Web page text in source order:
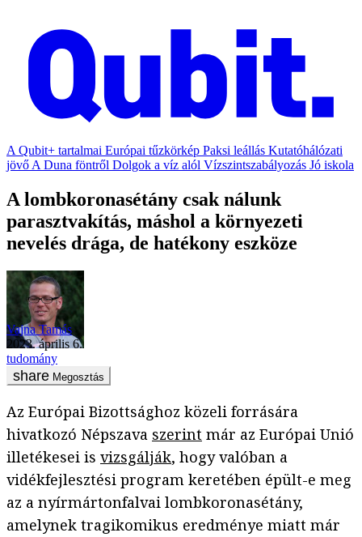
A Qubit+ tartalmai Európai tűzkörkép Paksi leállás Kutatóhálózati
jövő A Duna föntről Dolgok a víz alól Vízszintszabályozás Jó iskola
A lombkoronasétány csak nálunk
parasztvakítás, máshol a környezeti
nevelés drága, de hatékony eszköze
Vajna Tamás
2023. április 6.
tudomány
Megosztás
Az Európai Bizottsághoz közeli forrására
hivatkozó Népszava szerint már az Európai Unió
illetékesei is vizsgálják, hogy valóban a
vidékfejlesztési program keretében épült-e meg
az a nyírmártonfalvai lombkoronasétány,
amelynek tragikomikus eredménye miatt már